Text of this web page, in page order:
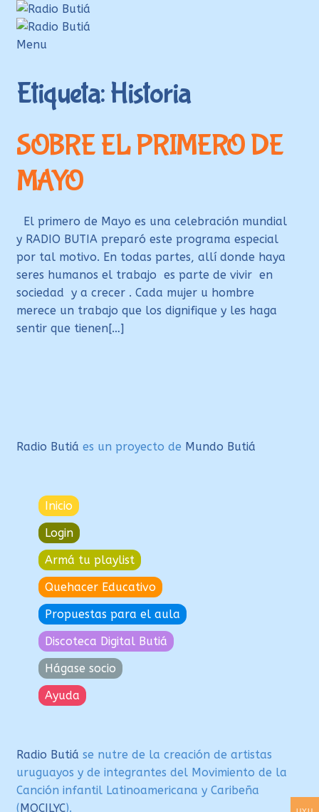
Ir
a
la
Ir
al
contenido
Menu
Login
Quehacer Educativo
Propuestas para el aula
Hágase socio
Ayuda
Etiqueta:Historia
SOBRE EL PRIMERO DE
MAYO
El primero de Mayo es una celebración mundial
y RADIO BUTIA preparó este programa especial
por tal motivo. En todas partes, allí donde haya
seres humanos el trabajo es parte de vivir en
sociedad y a crecer . Cada mujer u hombre
merece un trabajo que los dignifique y les haga
sentir que tienen[…]
Radio Butiá es un proyecto de Mundo Butiá
Inicio
Login
Armá tu playlist
Quehacer Educativo
Propuestas para el aula
Discoteca Digital Butiá
Hágase socio
Ayuda
Radio Butiá se nutre de la creación de artistas
uruguayos y de integrantes del Movimiento de la
Canción infantil Latinoamericana y Caribeña
(MOCILYC).